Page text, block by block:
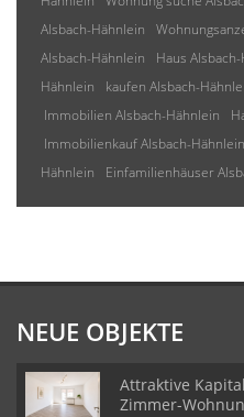
Alsbach-Hähnlein
Alsbach-Hähnlein
Haus
Hähnlein
kaufen Alsbach-
Immobilien Alsbach-Hähnlein
Immobilienkauf Alsbach-Hähnlein
Hähnlein
Einfamilienhäuser
NEUE OBJEKTE
Attraktive
Zimmer-